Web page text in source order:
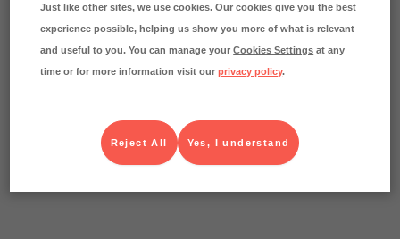
Just like other sites, we use cookies. Our cookies give you the best
experience possible, helping us show you more of what is relevant
and useful to you. You can manage yourCookies Settings at any
time or for more information visit ourprivacy policy.
Yes, I understand
Reject All